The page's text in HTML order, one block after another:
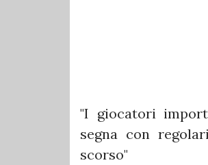
"I giocatori
segna con
scorso"